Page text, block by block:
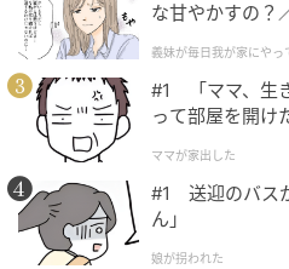
ママ広場
「頭を叩くのはダメだと思う
親切心からだったとしても
が悪かったのだとようやく
て少し考えたあと、「髪飾
い」と自分の口で言いまし
な甘やかすの？
が】
義妹が毎日我が家にやっ
#1 「ママ、生
って部屋を開け
ママが家出した
#1 送迎のバス
ん」
娘が拐われた